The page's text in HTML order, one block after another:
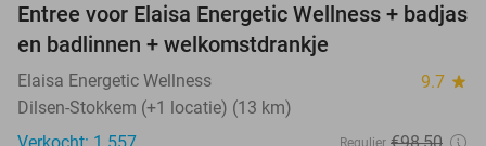
34%
Entree voor Elaisa Energetic Wellness + badjas
en badlinnen + welkomstdrankje
Elaisa Energetic Wellness 9.7 star
Dilsen-Stokkem (+1 locatie) (13 km)